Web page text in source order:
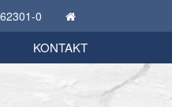
0
KONTAKT